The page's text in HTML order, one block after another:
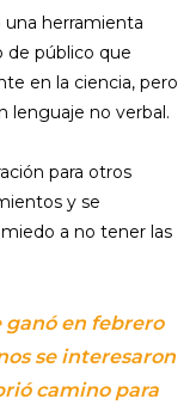
herramienta
público que
en la ciencia, pero
lenguaje no verbal.
para otros
y se
a no tener las
ganó en febrero
se interesaron
camino para